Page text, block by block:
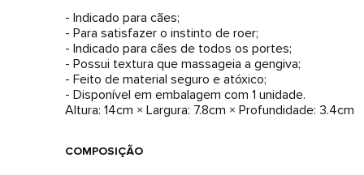
- Indicado para cães;
- Para satisfazer o instinto de roer;
- Indicado para cães de todos os portes;
- Possui textura que massageia a gengiva;
- Feito de material seguro e atóxico;
- Disponível em embalagem com 1 unidade.
Altura: 14cm × Largura: 7.8cm × Profundidade: 3.4cm
COMPOSIÇÃO